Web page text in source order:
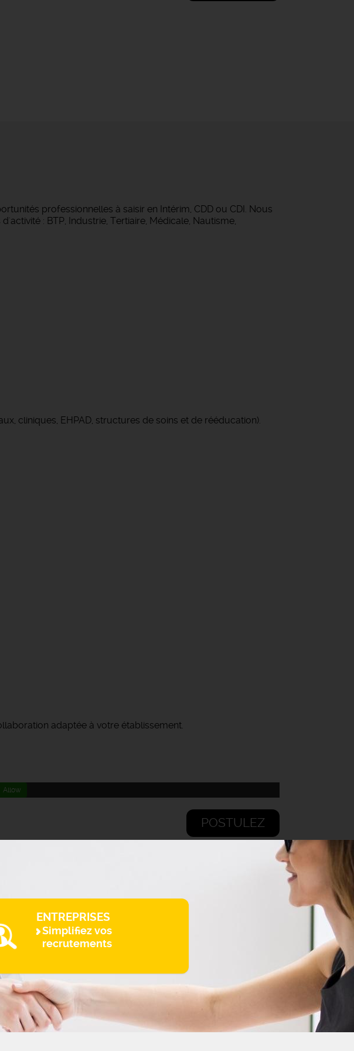
professionnelles à saisir en Intérim, CDD ou CDI. Nous
: BTP, Industrie, Tertiaire, Médicale, Nautisme,
cliniques, EHPAD, structures de soins et de rééducation).
adaptée à votre établissement.
Allow
POSTULEZ
ENTREPRISES
Simplifiez vos
recrutements